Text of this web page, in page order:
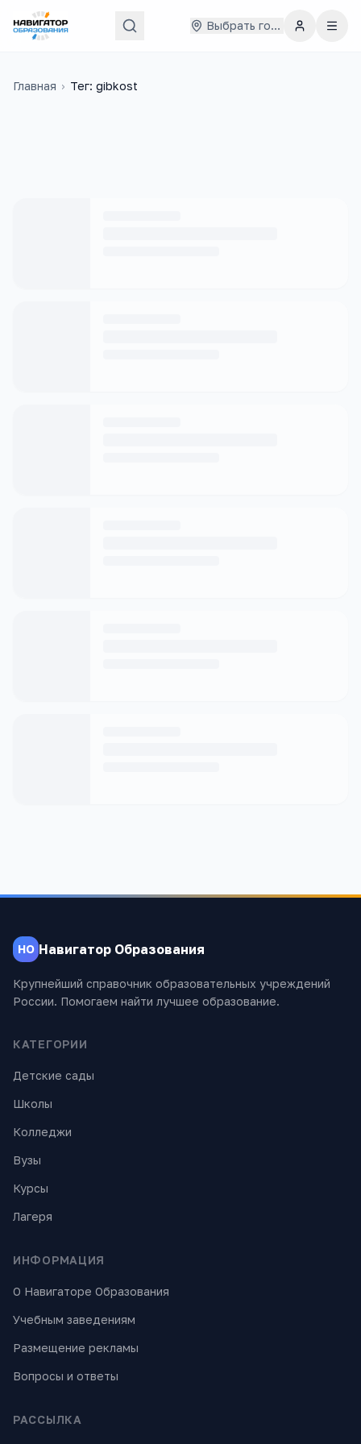
Выбрать город
Главная › Тег: gibkost
НО Навигатор Образования
Крупнейший справочник образовательных учреждений
России. Помогаем найти лучшее образование.
КАТЕГОРИИ
Детские сады
Школы
Колледжи
Вузы
Курсы
Лагеря
ИНФОРМАЦИЯ
О Навигаторе Образования
Учебным заведениям
Размещение рекламы
Вопросы и ответы
РАССЫЛКА